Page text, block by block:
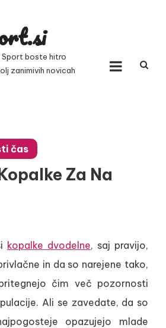
Sport boste hitro
zanimivih novicah
čas
Za Na
kopalke dvodelne, saj pravijo,
in da so narejene tako,
čim več pozornosti
Ali se zavedate, da so
opazujejo mlade